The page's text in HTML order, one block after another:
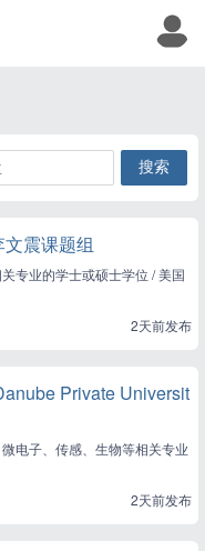
震课题组
专业的学士或硕士学位 / 美国
2天前发布
Private Universit
电子、传感、生物等相关专业
2天前发布